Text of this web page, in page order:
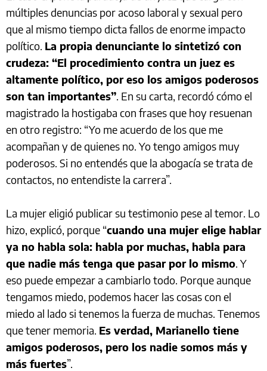
múltiples denuncias por acoso laboral y sexual pero
que al mismo tiempo dicta fallos de enorme impacto
político. La propia denunciante lo sintetizó con
crudeza: “El procedimiento contra un juez es
altamente político, por eso los amigos poderosos
son tan importantes”. En su carta, recordó cómo el
magistrado la hostigaba con frases que hoy resuenan
en otro registro: “Yo me acuerdo de los que me
acompañan y de quienes no. Yo tengo amigos muy
poderosos. Si no entendés que la abogacía se trata de
contactos, no entendiste la carrera”.
La mujer eligió publicar su testimonio pese al temor. Lo
hizo, explicó, porque “cuando una mujer elige hablar
ya no habla sola: habla por muchas, habla para
que nadie más tenga que pasar por lo mismo. Y
eso puede empezar a cambiarlo todo. Porque aunque
tengamos miedo, podemos hacer las cosas con el
miedo al lado si tenemos la fuerza de muchas. Tenemos
que tener memoria. Es verdad, Marianello tiene
amigos poderosos, pero los nadie somos más y
más fuertes”.